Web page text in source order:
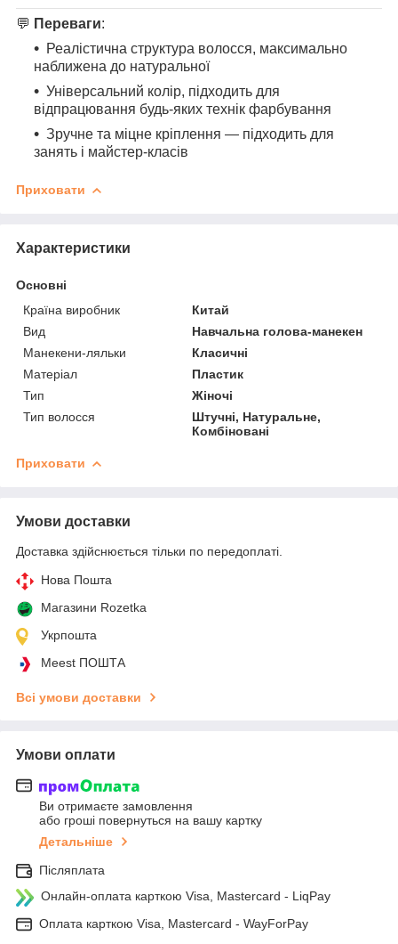
💬 Переваги:
Реалістична структура волосся, максимально
наближена до натуральної
Універсальний колір, підходить для
відпрацювання будь-яких технік фарбування
Зручне та міцне кріплення — підходить для
занять і майстер-класів
Приховати
Характеристики
Основні
Країна виробник
Китай
Вид
Навчальна голова-манекен
Манекени-ляльки
Класичні
Матеріал
Пластик
Тип
Жіночі
Тип волосся
Штучні, Натуральне,
Комбіновані
Приховати
Умови доставки
Доставка здійснюється тільки по передоплаті.
Нова Пошта
Магазини Rozetka
Укрпошта
Meest ПОШТА
Всі умови доставки
Умови оплати
Ви отримаєте замовлення
або гроші повернуться на вашу картку
Детальніше
Післяплата
Онлайн-оплата карткою Visa, Mastercard - LiqPay
Оплата карткою Visa, Mastercard - WayForPay